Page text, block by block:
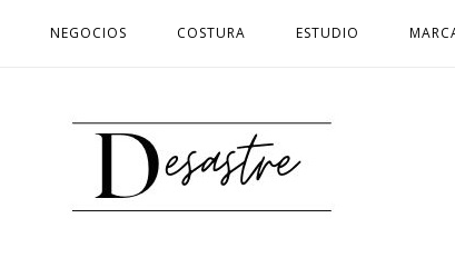
NEGOCIOS COSTURA ESTUDIO